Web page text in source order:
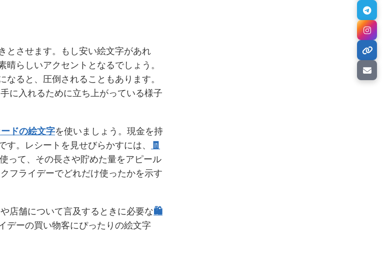
とさせます。もし安い絵文字があれ
らしいアクセントとなるでしょう。
ると、圧倒されることもあります。
に入れるために立ち上がっている様子
ドの絵文字を使いましょう。現金を持
。レシートを見せびらかすには、
🧾
って、その長さや貯めた量をアピール
フライデーでどれだけ使ったかを示す
店舗について言及するときに必要な🛍️
デーの買い物客にぴったりの絵文字